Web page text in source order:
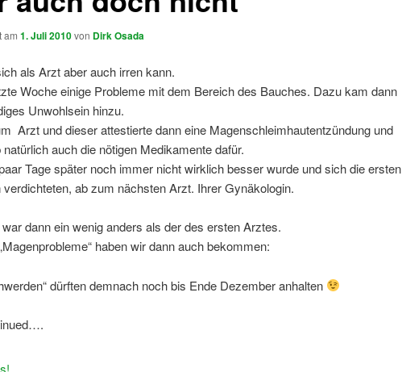
am 1. Juli 2010von Dirk Osada
als Arzt aber auch irren kann.
Woche einige Probleme mit dem Bereich des Bauches. Dazu kam dann
Unwohlsein hinzu.
Arzt und dieser attestierte dann eine Magenschleimhautentzündung und
auch die nötigen Medikamente dafür.
Tage später noch immer nicht wirklich besser wurde und sich die ersten
ab zum nächsten Arzt. Ihrer Gynäkologin.
dann ein wenig anders als der des ersten Arztes.
haben wir dann auch bekommen:
dürften demnach noch bis Ende Dezember anhalten